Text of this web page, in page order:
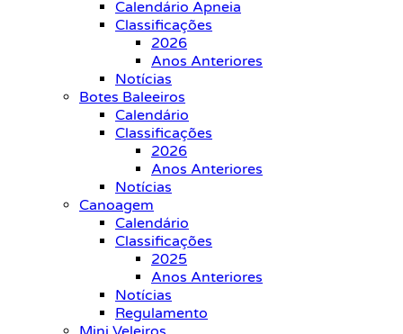
Calendário Apneia
Classificações
2026
Anos Anteriores
Notícias
Botes Baleeiros
Calendário
Classificações
2026
Anos Anteriores
Notícias
Canoagem
Calendário
Classificações
2025
Anos Anteriores
Notícias
Regulamento